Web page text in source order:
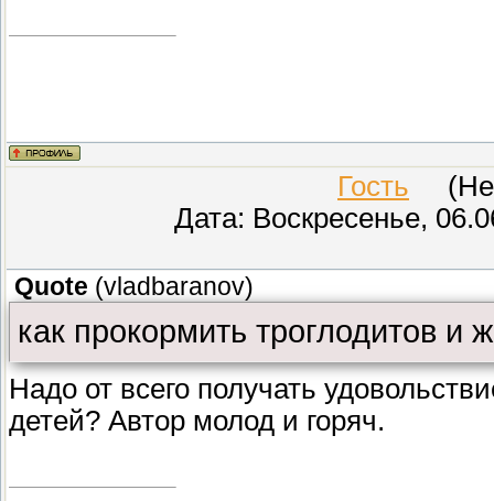
Гость
Дата: Воскресенье,
Quote (vladbaranov)
как прокормить троглодитов и
Надо от всего получать
детей? Автор молод и горяч.